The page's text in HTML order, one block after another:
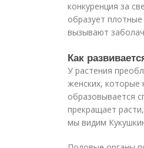
конкуренция за
образует
вызывают
Как
У растения
женских, которые
образовывается
прекращает
мы видим